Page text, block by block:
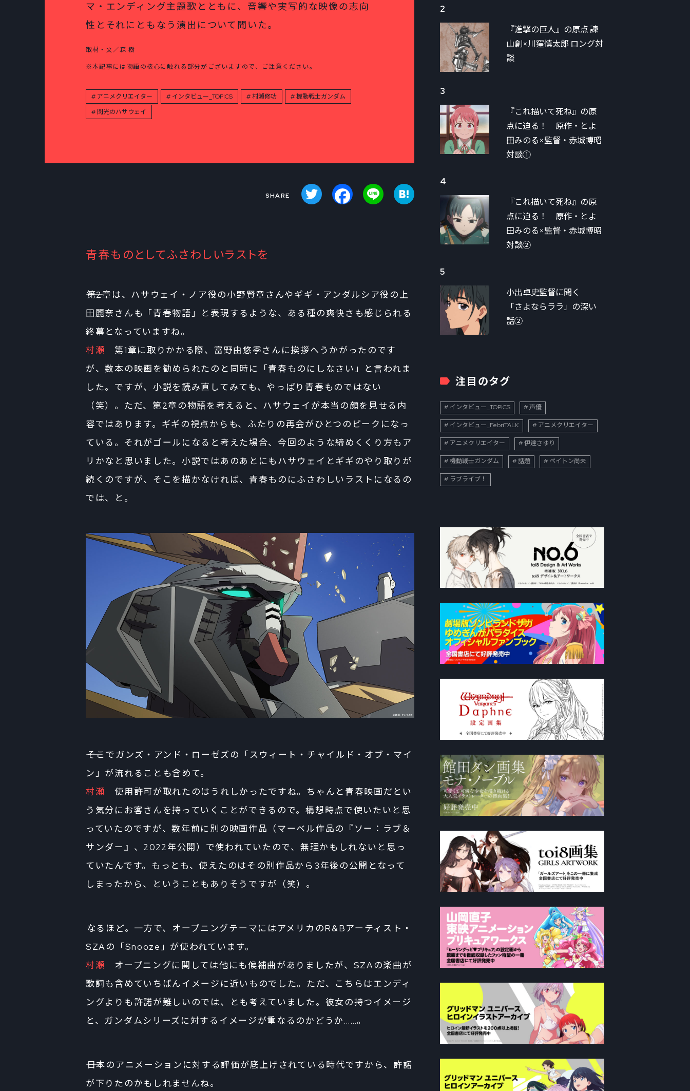
マ・エンディング主題歌とともに、音響や実写的な映像の志向
性とそれにともなう演出について聞いた。
取材・文／森 樹
※本記事には物語の核心に触れる部分がございますので、ご注意ください。
アニメクリエイター インタビュー_TOPICS 村瀬修功
機動戦士ガンダム
閃光のハサウェイ
Twitter Facebook Line Hatena
青春ものとしてふさわしいラストを
――第2章は、ハサウェイ・ノア役の小野賢章さんやギギ・アンダルシア役の上
田麗奈さんも「青春物語」と表現するような、ある種の爽快さも感じられる
終幕となっていますね。
村瀬 第1章に取りかかる際、富野由悠季さんに挨拶へうかがったのです
が、数本の映画を勧められたのと同時に「青春ものにしなさい」と言われま
した。ですが、小説を読み直してみても、やっぱり青春ものではない
（笑）。ただ、第2章の物語を考えると、ハサウェイが本当の顔を見せる内
容ではあります。ギギの視点からも、ふたりの再会がひとつのピークになっ
ている。それがゴールになると考えた場合、今回のような締めくくり方もア
リかなと思いました。小説ではあのあとにもハサウェイとギギのやり取りが
続くのですが、そこを描かなければ、青春ものにふさわしいラストになるの
では、と。
――そこでガンズ・アンド・ローゼズの「スウィート・チャイルド・オブ・マイ
ン」が流れることも含めて。
村瀬 使用許可が取れたのはうれしかったですね。ちゃんと青春映画だとい
う気分にお客さんを持っていくことができるので。構想時点で使いたいと思
っていたのですが、数年前に別の映画作品（マーベル作品の『ソー：ラブ＆
サンダー』、2022年公開）で使われていたので、無理かもしれないと思っ
ていたんです。もっとも、使えたのはその別作品から3年後の公開となって
しまったから、ということもありそうですが（笑）。
――なるほど。一方で、オープニングテーマにはアメリカのR&Bアーティスト・
SZAの「Snooze」が使われています。
村瀬 オープニングに関しては他にも候補曲がありましたが、SZAの楽曲が
歌詞も含めていちばんイメージに近いものでした。ただ、こちらはエンディ
ングよりも許諾が難しいのでは、とも考えていました。彼女の持つイメージ
と、ガンダムシリーズに対するイメージが重なるのかどうか……。
――日本のアニメーションに対する評価が底上げされている時代ですから、許諾
が下りたのかもしれませんね。
2
『進撃の巨人』の原点 諫
山創×川窪慎太郎 ロング対
談
3
『これ描いて死ね』の原
点に迫る！ 原作・とよ
田みのる×監督・赤城博昭
対談①
4
『これ描いて死ね』の原
点に迫る！ 原作・とよ
田みのる×監督・赤城博昭
対談②
5
小出卓史監督に聞く
「さよならララ」の深い
話②
注目のタグ
インタビュー_TOPICS 声優
インタビュー_FebriTALK アニメクリエイター
アニメクリエイター 伊達さゆり
機動戦士ガンダム 話題 ペイトン尚未
ラブライブ！